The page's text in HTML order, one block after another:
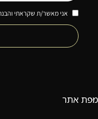
אני מאשר/ת שקראתי
מפת אתר